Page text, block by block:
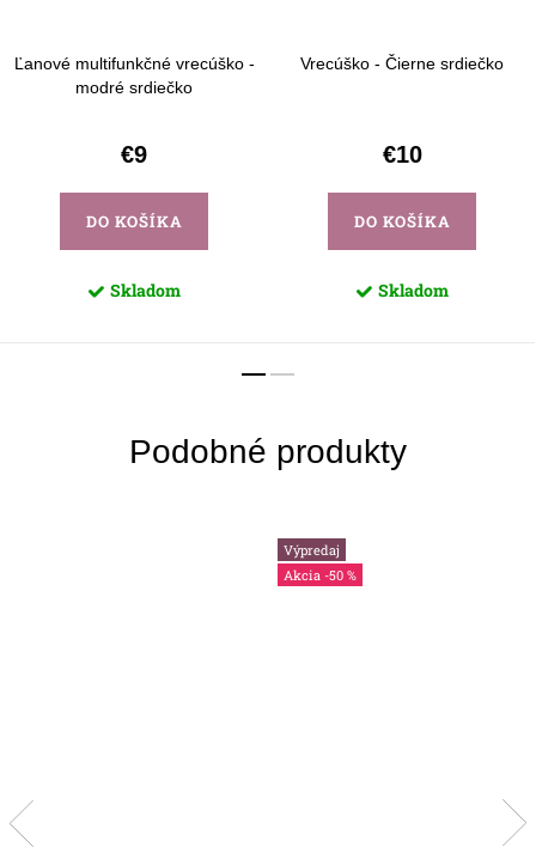
Ľanové multifunkčné vrecúško -
modré srdiečko
€9
DO KOŠÍKA
Skladom
Vrecúško - Čierne srdiečko
€10
DO KOŠÍKA
Skladom
Výpredaj
-50 %